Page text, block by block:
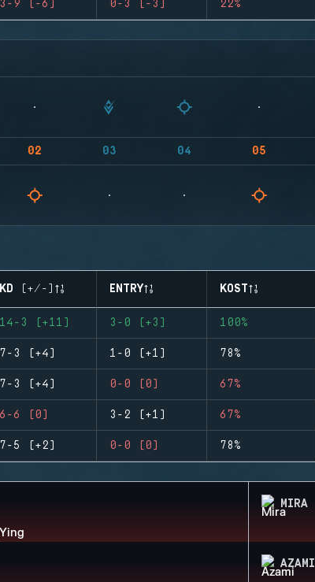
3-9 (-6) 0-3 (-3) 22%
02 03 04 05
KD (+/-) ENTRY KOST
14-3 (+11) 3-0 (+3) 100%
7-3 (+4) 1-0 (+1) 78%
7-3 (+4) 0-0 (0) 67%
6-6 (0) 3-2 (+1) 67%
7-5 (+2) 0-0 (0) 78%
MIRA
AZAMI